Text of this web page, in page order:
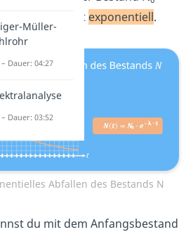
sich mit der Zeit exponentiell.
Abfallen des Bestands N
du mit dem Anfangsbestand
Müller-
Dauer: 04:27
Dauer: 03:52